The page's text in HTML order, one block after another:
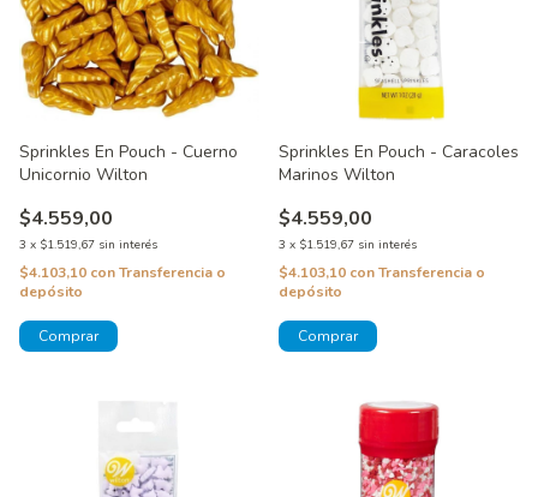
Sprinkles En Pouch - Cuerno
Unicornio Wilton
$4.559,00
3 x $1.519,67 sin interés
$4.103,10 conTransferencia o
depósito
Sprinkles En Pouch - Caracoles
Marinos Wilton
$4.559,00
3 x $1.519,67 sin interés
$4.103,10 conTransferencia o
depósito